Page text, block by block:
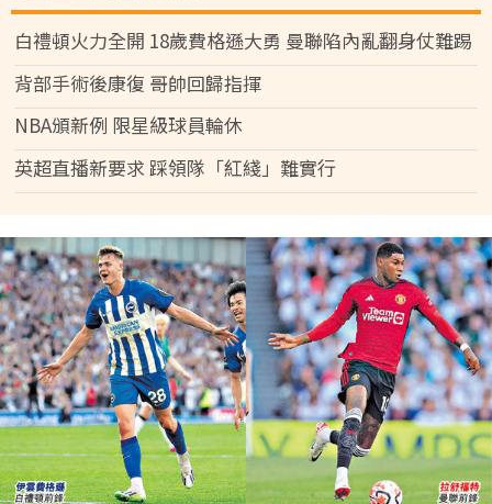
白禮頓火力全開 18歲費格遜大勇 曼聯陷內亂翻身仗難踢
背部手術後康復 哥帥回歸指揮
NBA頒新例 限星級球員輪休
英超直播新要求 踩領隊「紅綫」難實行